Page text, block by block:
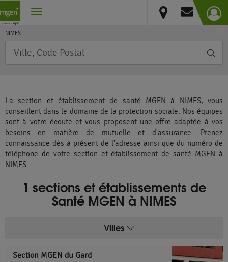
Gard
NIMES
Vous résidez hors France métropolitaine et DOM
La section et établissement de santé MGEN à NIMES, vous
conseillent dans le domaine de la protection sociale. Nos équipes
sont à votre écoute et vous proposent une offre adaptée à vos
besoins en matière de mutuelle et d'assurance. Prenez
connaissance dès à présent de l'adresse ainsi que du numéro de
téléphone de votre section et établissement de santé MGEN à
NIMES.
1 sections et établissements de
Santé MGEN à NIMES
Villes
Section MGEN du Gard